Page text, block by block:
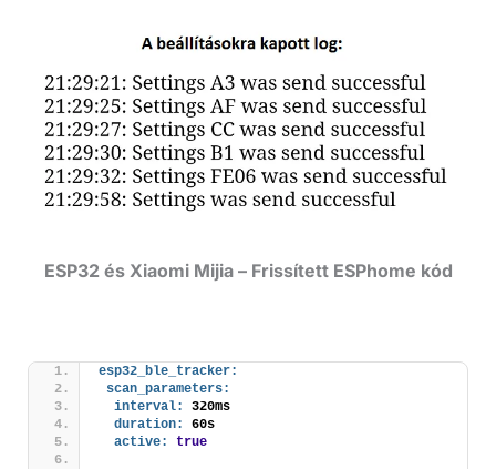
ESP32 és Xiaomi Mijia – Frissített ESPhome kód
esp32_ble_tracker:
scan_parameters:
interval:
320ms
duration:
60s
active:
true